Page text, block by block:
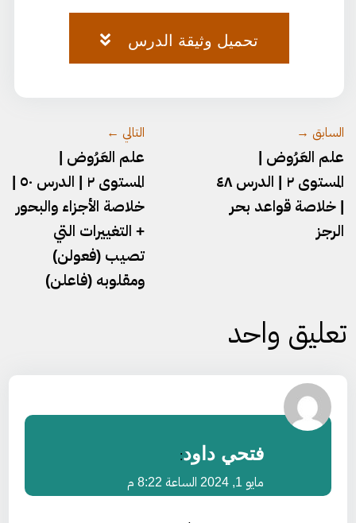
تحميل وثيقة الدرس
السابق →
علم العَرُوض |
المستوى ٢ | الدرس ٤٨
| خلاصة قواعد بحر
الرجز
التالي ←
علم العَرُوض |
المستوى ٢ | الدرس ٥٠ |
خلاصة الأجزاء والبحور
+ التغييرات التي
تصيب (فعولن)
ومقلوبه (فاعلن)
تعليق واحد
فتحي داود:
مايو 1, 2024 الساعة 8:22 م